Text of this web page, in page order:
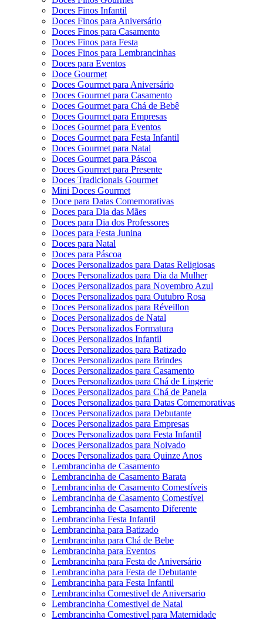
Doces Finos Infantil
Doces Finos para Aniversário
Doces Finos para Casamento
Doces Finos para Festa
Doces Finos para Lembrancinhas
Doces para Eventos
Doce Gourmet
Doces Gourmet para Aniversário
Doces Gourmet para Casamento
Doces Gourmet para Chá de Bebê
Doces Gourmet para Empresas
Doces Gourmet para Eventos
Doces Gourmet para Festa Infantil
Doces Gourmet para Natal
Doces Gourmet para Páscoa
Doces Gourmet para Presente
Doces Tradicionais Gourmet
Mini Doces Gourmet
Doce para Datas Comemorativas
Doces para Dia das Mães
Doces para Dia dos Professores
Doces para Festa Junina
Doces para Natal
Doces para Páscoa
Doces Personalizados para Datas Religiosas
Doces Personalizados para Dia da Mulher
Doces Personalizados para Novembro Azul
Doces Personalizados para Outubro Rosa
Doces Personalizados para Réveillon
Doces Personalizados de Natal
Doces Personalizados Formatura
Doces Personalizados Infantil
Doces Personalizados para Batizado
Doces Personalizados para Brindes
Doces Personalizados para Casamento
Doces Personalizados para Chá de Lingerie
Doces Personalizados para Chá de Panela
Doces Personalizados para Datas Comemorativas
Doces Personalizados para Debutante
Doces Personalizados para Empresas
Doces Personalizados para Festa Infantil
Doces Personalizados para Noivado
Doces Personalizados para Quinze Anos
Lembrancinha de Casamento
Lembrancinha de Casamento Barata
Lembrancinha de Casamento Comestíveis
Lembrancinha de Casamento Comestível
Lembrancinha de Casamento Diferente
Lembrancinha Festa Infantil
Lembrancinha para Batizado
Lembrancinha para Chá de Bebe
Lembrancinha para Eventos
Lembrancinha para Festa de Aniversário
Lembrancinha para Festa de Debutante
Lembrancinha para Festa Infantil
Lembrancinha Comestivel de Aniversario
Lembrancinha Comestivel de Natal
Lembrancinha Comestivel para Maternidade